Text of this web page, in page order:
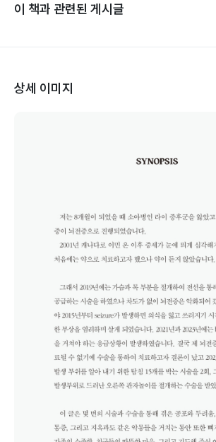
이 책과 관련된 게시글
상세 이미지